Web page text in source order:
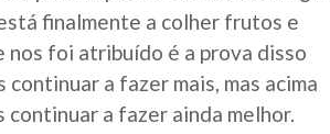
finalmente a colher frutos e
foi atribuído é a prova disso
continuar a fazer mais, mas acima
continuar a fazer ainda melhor.